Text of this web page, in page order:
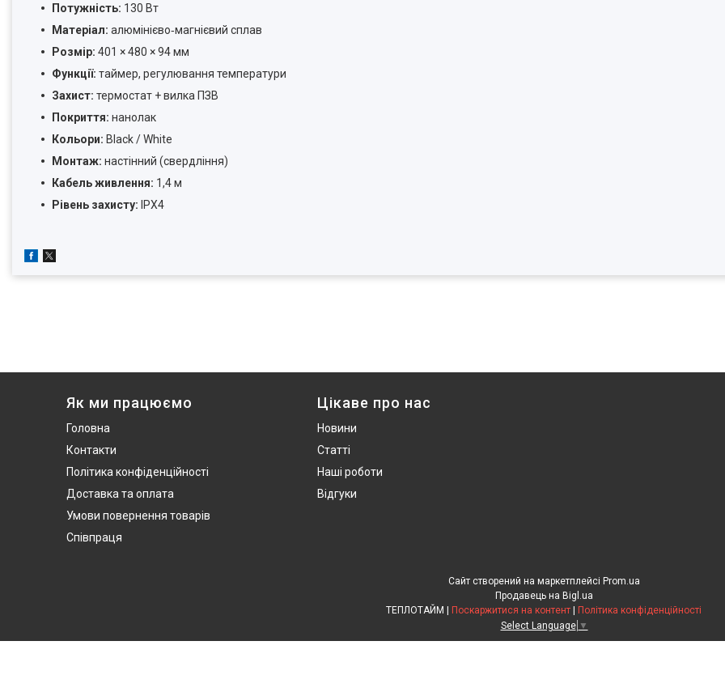
Потужність: 130 Вт
Матеріал: алюмінієво‑магнієвий сплав
Розмір: 401 × 480 × 94 мм
Функції: таймер, регулювання температури
Захист: термостат + вилка ПЗВ
Покриття: нанолак
Кольори: Black / White
Монтаж: настінний (свердління)
Кабель живлення: 1,4 м
Рівень захисту: IPX4
Як ми працюємо
Головна
Контакти
Політика конфіденційності
Доставка та оплата
Умови повернення товарів
Співпраця
Цікаве про нас
Новини
Статті
Наші роботи
Відгуки
Сайт створений на маркетплейсі Prom.ua
Продавець на Bigl.ua
ТЕПЛОТАЙМ | Поскаржитися на контент | Політика конфіденційності
Select Language ▼